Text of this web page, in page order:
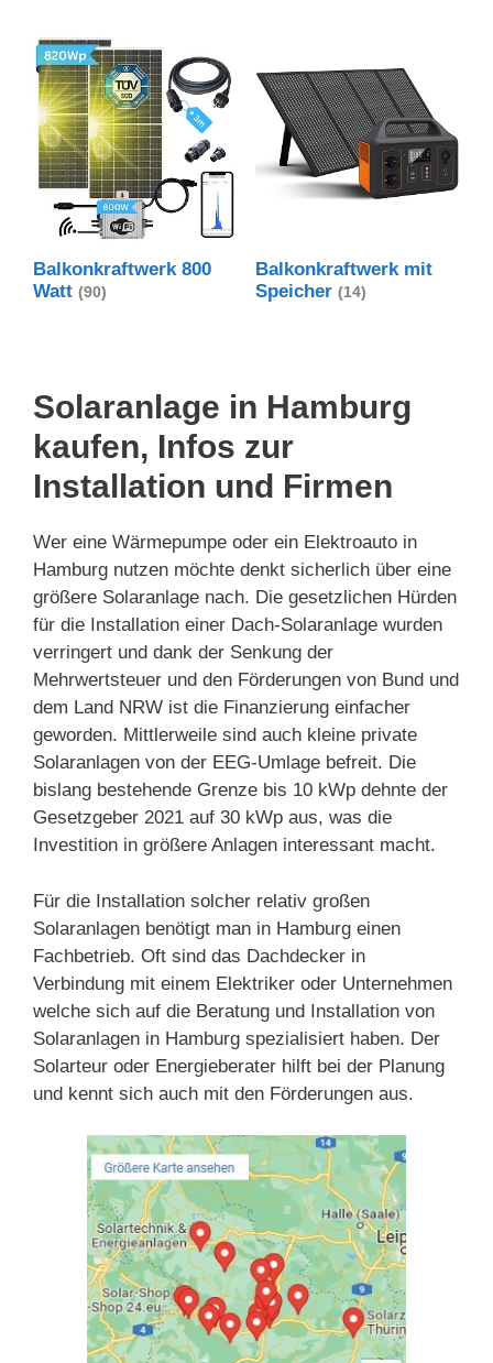
Balkonkraftwerk 800
Watt (90)
Balkonkraftwerk mit
Speicher (14)
Solaranlage in Hamburg
kaufen, Infos zur
Installation und Firmen
Wer eine Wärmepumpe oder ein Elektroauto in
Hamburg nutzen möchte denkt sicherlich über eine
größere Solaranlage nach. Die gesetzlichen Hürden
für die Installation einer Dach-Solaranlage wurden
verringert und dank der Senkung der
Mehrwertsteuer und den Förderungen von Bund und
dem Land NRW ist die Finanzierung einfacher
geworden. Mittlerweile sind auch kleine private
Solaranlagen von der EEG-Umlage befreit. Die
bislang bestehende Grenze bis 10 kWp dehnte der
Gesetzgeber 2021 auf 30 kWp aus, was die
Investition in größere Anlagen interessant macht.
Für die Installation solcher relativ großen
Solaranlagen benötigt man in Hamburg einen
Fachbetrieb. Oft sind das Dachdecker in
Verbindung mit einem Elektriker oder Unternehmen
welche sich auf die Beratung und Installation von
Solaranlagen in Hamburg spezialisiert haben. Der
Solarteur oder Energieberater hilft bei der Planung
und kennt sich auch mit den Förderungen aus.